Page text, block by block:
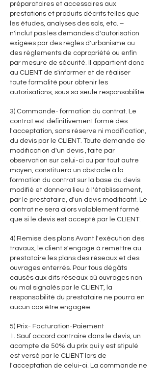
préparatoires et accessoires aux
prestations et produits décrits telles que
les études, analyses des sols, etc. –
n'inclut pas les demandes d'autorisation
exigées par des règles d'urbanisme ou
des règlements de copropriété ou enfin
par mesure de sécurité. Il appartient donc
au CLIENT de s'informer et de réaliser
toute formalité pour obtenir les
autorisations, sous sa seule responsabilité.
3) Commande- formation du contrat. Le
contrat est définitivement formé dès
l'acceptation, sans réserve ni modification,
du devis par le CLIENT. Toute demande de
modification d'un devis , faite par
observation sur celui-ci ou par tout autre
moyen, constituera un obstacle à la
formation du contrat sur la base du devis
modifié et donnera lieu à l'établissement,
par le prestataire, d'un devis modificatif. Le
contrat ne sera alors valablement formé
que si le devis est accepté par le CLIENT.
4) Remise des plans Avant l'exécution des
travaux, le client s'engage à remettre au
prestataire les plans des réseaux et des
ouvrages enterrés. Pour tous dégâts
causés aux dits réseaux où ouvrages non
ou mal signalés par le CLIENT, la
responsabilité du prestataire ne pourra en
aucun cas être engagée.
5) Prix- Facturation-Paiement
1. Sauf accord contraire dans le devis, un
acompte de 50% du prix qui y est stipulé
est versé par le CLIENT lors de
l'acceptation de celui-ci. La commande ne